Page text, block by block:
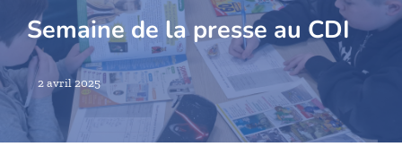
Semaine de la presse au CDI
2 avril 2025